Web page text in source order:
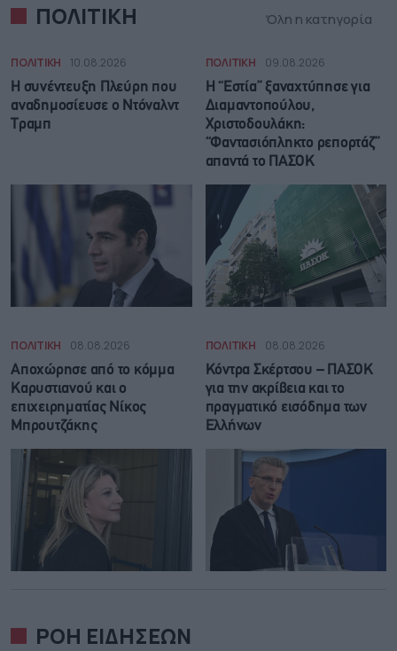
ΠΟΛΙΤΙΚΗ Όλη η κατηγορία
ΠΟΛΙΤΙΚΗ 10.08.2026
Η συνέντευξη Πλεύρη που
αναδημοσίευσε ο Ντόναλντ
Τραμπ
ΠΟΛΙΤΙΚΗ 09.08.2026
Η “Εστία” ξαναχτύπησε για
Διαμαντοπούλου,
Χριστοδουλάκη:
“Φαντασιόπληκτο ρεπορτάζ”
απαντά το ΠΑΣΟΚ
ΠΟΛΙΤΙΚΗ 08.08.2026
Αποχώρησε από το κόμμα
Καρυστιανού και ο
επιχειρηματίας Νίκος
Μπρουτζάκης
ΠΟΛΙΤΙΚΗ 08.08.2026
Κόντρα Σκέρτσου – ΠΑΣΟΚ
για την ακρίβεια και το
πραγματικό εισόδημα των
Ελλήνων
ΡΟΗ ΕΙΔΗΣΕΩΝ